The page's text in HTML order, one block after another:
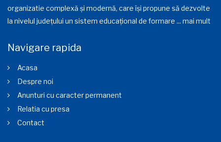
organizatie complexă și modernă, care își propune să dezvolte
la nivelul județului un sistem educațional de formare ... mai mult
Navigare rapida
Acasa
Despre noi
Anunturi cu caracter permanent
Relatia cu presa
Contact